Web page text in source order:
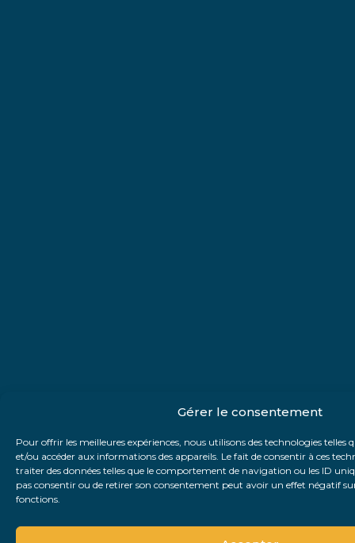
Gérer le consentement
Pour offrir les meilleures expériences, nous utilisons des technologies telles
et/ou accéder aux informations des appareils. Le fait de consentir à ces
traiter des données telles que le comportement de navigation ou les ID
pas consentir ou de retirer son consentement peut avoir un effet négatif
fonctions.